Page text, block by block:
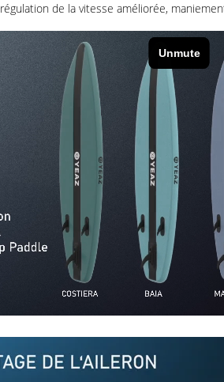
de la vitesse améliorée,